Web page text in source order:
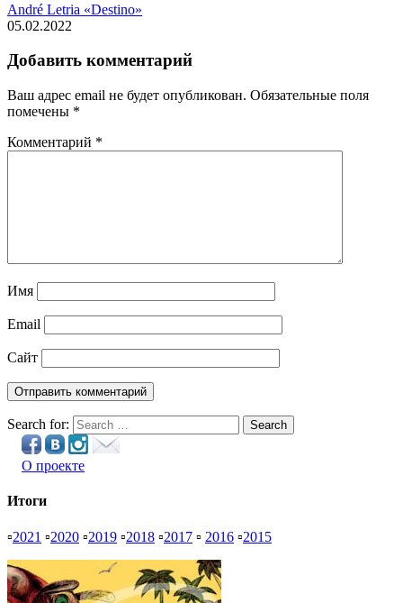
André Letria «Destino»
05.02.2022
Добавить комментарий
Ваш адрес email не будет опубликован. Обязательные поля
помечены *
Комментарий *
Имя
Email
Сайт
Search for: Search
О проекте
Итоги
▫2021 ▫2020 ▫2019 ▫2018 ▫2017 ▫ 2016 ▫2015